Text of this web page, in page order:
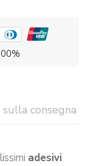
consegna
adesivi